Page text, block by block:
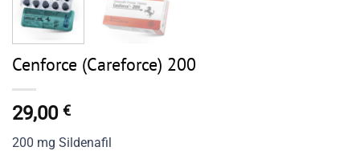
Cenforce (Careforce) 200
29,00 €
200 mg Sildenafil